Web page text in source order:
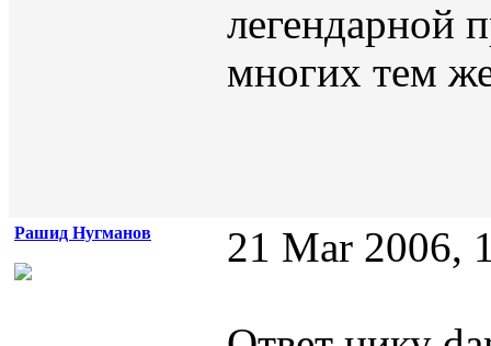
легендарной
многих тем
Рашид Нугманов 21 Mar 2006,